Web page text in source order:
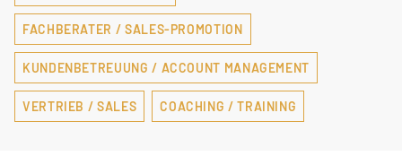
FACHBERATER / SALES-PROMOTION
KUNDENBETREUUNG / ACCOUNT MANAGEMENT
VERTRIEB / SALES COACHING / TRAINING